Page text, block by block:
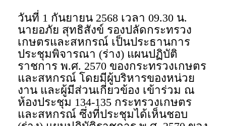
วันที่ 1 กันยายน 2568 เวลา 09.30 น.
นายอภัย สุทธิสังข์ รองปลัดกระทรวง
เกษตรและสหกรณ์ เป็นประธานการ
ประชุมพิจารณา (ร่าง) แผนปฏิบัติ
ราชการ พ.ศ. 2570 ของกระทรวงเกษตร
และสหกรณ์ โดยมีผู้บริหารของหน่วย
งาน และผู้มีส่วนเกี่ยวข้อง เข้าร่วม ณ
ห้องประชุม 134-135 กระทรวงเกษตร
และสหกรณ์ ซึ่งที่ประชุมได้เห็นชอบ